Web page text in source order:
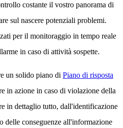
costante il vostro panorama di
sul nascere potenziali problemi.
per il monitoraggio in tempo reale
in caso di attività sospette.
un solido piano di Piano di risposta
in azione in caso di violazione della
in dettaglio tutto, dall'identificazione
delle conseguenze all'informazione